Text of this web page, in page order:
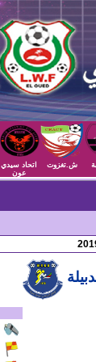
ش.تغزوت
اتحاد سيدي
عون